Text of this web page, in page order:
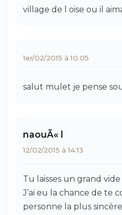
village de l oise ou il
1er/02/2015 à 10:05
salut mulet je pense
naouÃ« l
12/02/2015 à 14:13
Tu laisses un grand vide
J’ai eu la chance de te
personne la plus